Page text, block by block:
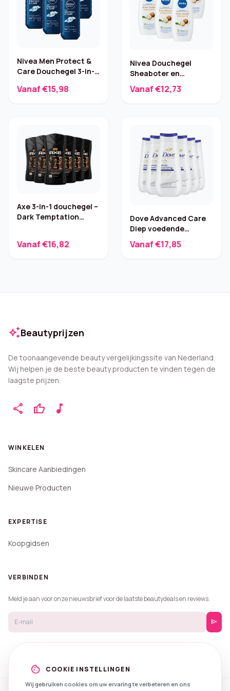
Nivea Men Protect &
Care Douchegel 3-in-1
Vanaf €15,98
Nivea Douchegel
Sheaboter en
Botanische Olie – 6 x
250 ml
Vanaf €12,73
Axe 3-in-1 douchegel –
Dark Temptation
Vanaf €16,82
Dove Advanced Care
Diep voedende
douchegel – 6 x 225 ml
Vanaf €17,85
auto_awesomeBeautyprijzen
De toonaangevende beauty vergelijkingssite van Nederland.
Wij helpen je de beste beauty producten te vinden tegen de
laagste prijzen.
share thumb_up music_note
WINKELEN
Skincare Aanbiedingen
Nieuwe Producten
EXPERTISE
Koopgidsen
VERBINDEN
Meld je aan voor onze nieuwsbrief voor de laatste beautydeals en reviews.
send
cookie COOKIE INSTELLINGEN
Wij gebruiken cookies om uw ervaring te verbeteren en ons